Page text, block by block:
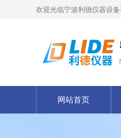
欢迎光临宁波利德仪器设备
网站首页